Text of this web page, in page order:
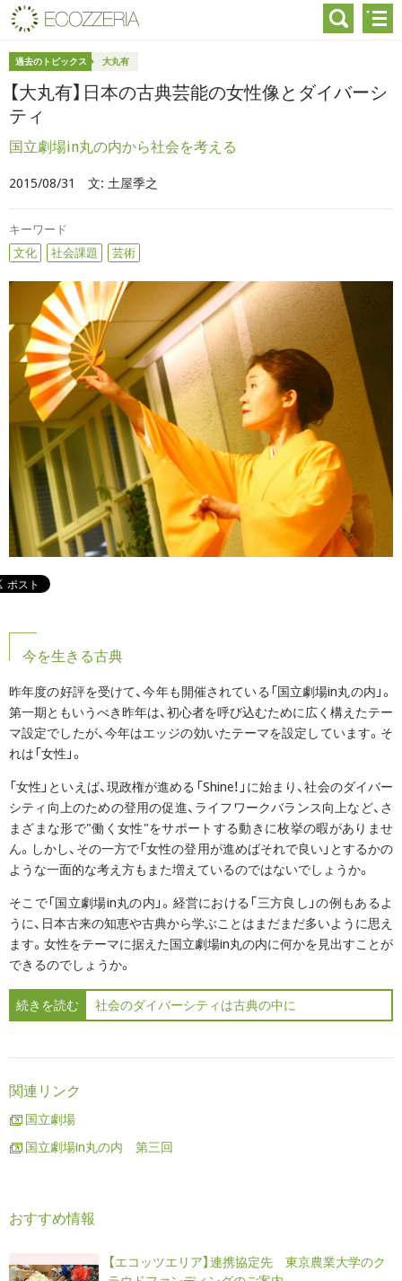
過去のトピックス 大丸有
【大丸有】日本の古典芸能の女性像とダイバーシ
ティ
国立劇場in丸の内から社会を考える
2015/08/31 文: 土屋季之
キーワード
文化
社会課題 芸術
今を生きる古典
昨年度の好評を受けて、今年も開催されている「国立劇場in丸の内」。
第一期ともいうべき昨年は、初心者を呼び込むために広く構えたテー
マ設定でしたが、今年はエッジの効いたテーマを設定しています。そ
れは「女性」。
「女性」といえば、現政権が進める「Shine！」に始まり、社会のダイバー
シティ向上のための登用の促進、ライフワークバランス向上など、さ
まざまな形で"働く女性"をサポートする動きに枚挙の暇がありませ
ん。しかし、その一方で「女性の登用が進めばそれで良い」とするかの
ような一面的な考え方もまた増えているのではないでしょうか。
そこで「国立劇場in丸の内」。経営における「三方良し」の例もあるよ
うに、日本古来の知恵や古典から学ぶことはまだまだ多いように思え
ます。女性をテーマに据えた国立劇場in丸の内に何かを見出すことが
できるのでしょうか。
続きを読む 社会のダイバーシティは古典の中に
関連リンク
国立劇場
国立劇場in丸の内 第三回
おすすめ情報
【エコッツエリア】連携協定先 東京農業大学のク